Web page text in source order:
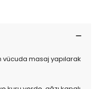
vücuda masaj yapılarak